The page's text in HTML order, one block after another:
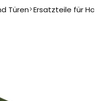
Türen Ersatzteile für